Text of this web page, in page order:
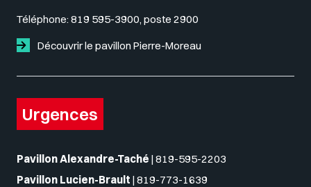
Téléphone: 819 595-3900, poste 2900
Découvrir le pavillon Pierre-Moreau
Urgences
Pavillon Alexandre-Taché | 819-595-2203
Pavillon Lucien-Brault | 819-773-1639